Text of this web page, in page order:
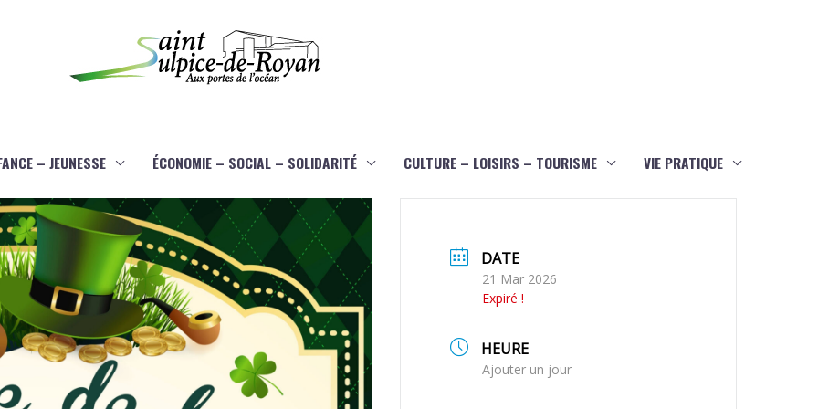
– JEUNESSE ÉCONOMIE – SOCIAL – SOLIDARITÉ CULTURE – LOISIRS – TOURISME VIE PRATIQUE
DATE
21 Mar 2026
Expiré !
HEURE
Ajouter un jour